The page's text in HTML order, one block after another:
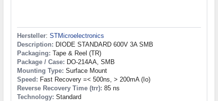
Hersteller: STMicroelectronics
Description: DIODE STANDARD 600V 3A SMB
Packaging: Tape & Reel (TR)
Package / Case: DO-214AA, SMB
Mounting Type: Surface Mount
Speed: Fast Recovery =< 500ns, > 200mA (Io)
Reverse Recovery Time (trr): 85 ns
Technology: Standard